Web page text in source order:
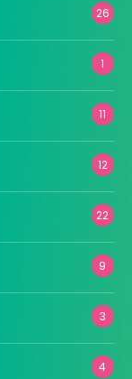
26
1
11
12
22
9
3
4